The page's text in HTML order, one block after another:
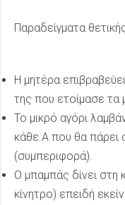
Παραδείγματα
Η μητέρα
της που ετοίμασε τα
Το μικρό αγόρι
κάθε Α που θα πάρει
(συμπεριφορά).
Ο μπαμπάς δίνει στη
κίνητρο) επειδή